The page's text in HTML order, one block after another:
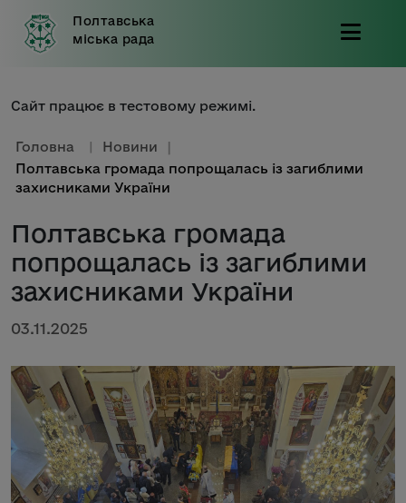
Полтавська
міська рада
Сайт працює в тестовому режимі.
Головна | Новини |
Полтавська громада попрощалась із загиблими
захисниками України
Полтавська громада
попрощалась із загиблими
захисниками України
03.11.2025